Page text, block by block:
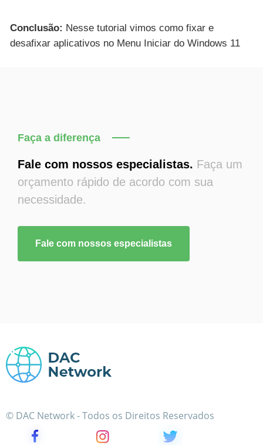
Conclusão: Nesse tutorial vimos como fixar e
desafixar aplicativos no Menu Iniciar do Windows 11
Faça a diferença
Fale com nossos especialistas. Faça um
orçamento rápido de acordo com sua
necessidade.
Fale com nossos especialistas
© DAC Network - Todos os Direitos Reservados